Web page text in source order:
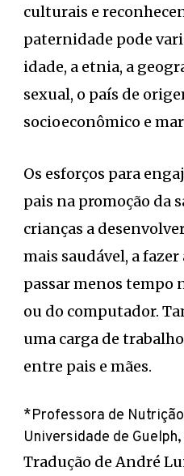
culturais e
paternidade pode
idade, a etnia, a
sexual, o país de
socioeconômico e
Os esforços para
pais na promoção da
crianças a
mais saudável, a
passar menos tempo
ou do computador.
uma carga de
entre pais e mães.
*Professora de
Universidade de Guelph,
Tradução de André